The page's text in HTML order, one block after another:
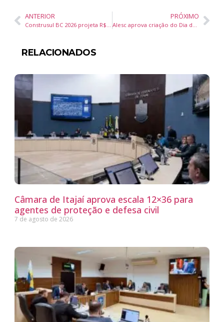
ANTERIOR
Construsul BC 2026 projeta R$ 300 milhões em negócios e reúne setor da construção civil em Balneário Camboriú
PRÓXIMO
Alesc aprova criação do Dia do Auditor Estadual de Finanças Públicas em Santa Catarina
RELACIONADOS
Câmara de Itajaí aprova escala 12×36 para
agentes de proteção e defesa civil
7 de agosto de 2026